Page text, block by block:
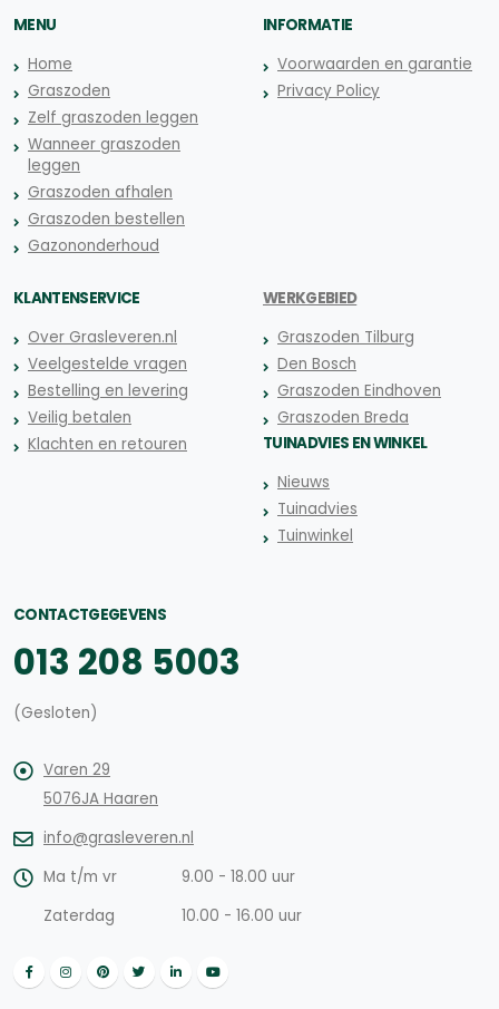
MENU
Home
Graszoden
Zelf graszoden leggen
Wanneer graszoden
leggen
Graszoden afhalen
Graszoden bestellen
Gazononderhoud
INFORMATIE
Voorwaarden en garantie
Privacy Policy
KLANTENSERVICE
Over Grasleveren.nl
Veelgestelde vragen
Bestelling en levering
Veilig betalen
Klachten en retouren
WERKGEBIED
Graszoden Tilburg
Den Bosch
Graszoden Eindhoven
Graszoden Breda
TUINADVIES EN WINKEL
Nieuws
Tuinadvies
Tuinwinkel
CONTACTGEGEVENS
013 208 5003
(Gesloten)
Varen 29
5076JA Haaren
info@grasleveren.nl
Ma t/m vr
9.00 - 18.00 uur
Zaterdag
10.00 - 16.00 uur